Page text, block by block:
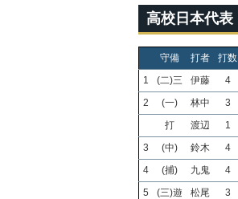
高校日本代表
守備 打者 打数
1
(二)三 伊藤 4
2
(一) 林中 3
打
渡辺 1
3
(中) 鈴木 4
4
(捕) 九鬼 4
5
(三)遊 松尾 3